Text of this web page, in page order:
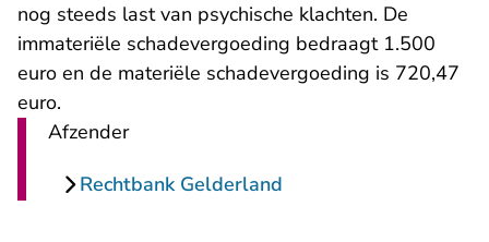
nog steeds last van psychische klachten. De
immateriële schadevergoeding bedraagt 1.500
euro en de materiële schadevergoeding is 720,47
euro.
Afzender
Rechtbank Gelderland